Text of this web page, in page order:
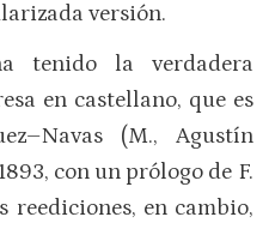
versión.
tenido la verdadera
en castellano, que es
(M., Agustín
con un prólogo de F.
reediciones, en cambio,